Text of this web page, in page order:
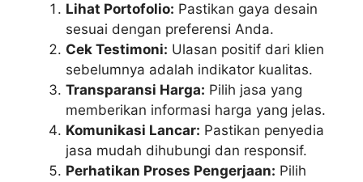
Lihat Portofolio: Pastikan gaya desain
sesuai dengan preferensi Anda.
Cek Testimoni: Ulasan positif dari klien
sebelumnya adalah indikator kualitas.
Transparansi Harga: Pilih jasa yang
memberikan informasi harga yang jelas.
Komunikasi Lancar: Pastikan penyedia
jasa mudah dihubungi dan responsif.
Perhatikan Proses Pengerjaan: Pilih